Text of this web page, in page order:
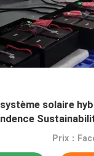
solaire
Prix：